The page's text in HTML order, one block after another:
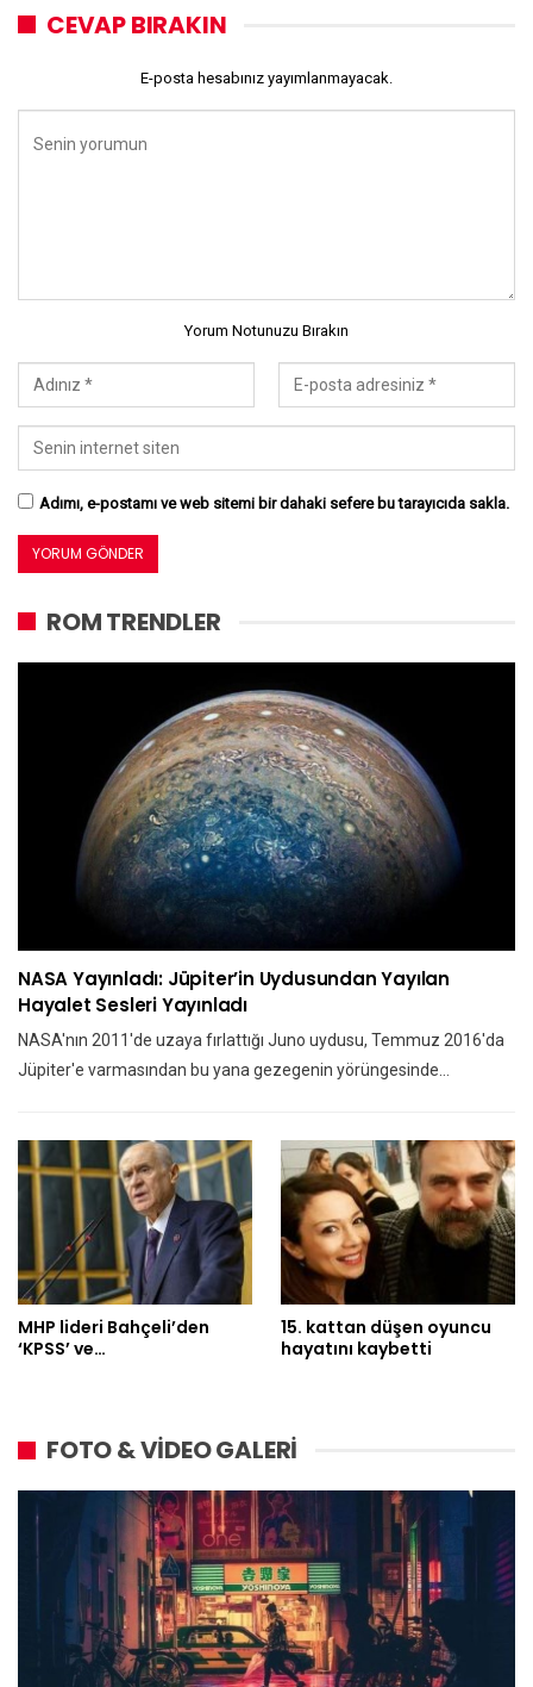
CEVAP BIRAKIN
E-posta hesabınız yayımlanmayacak.
Yorum Notunuzu Bırakın
Adımı, e-postamı ve web sitemi bir dahaki sefere bu tarayıcıda sakla.
ROM TRENDLER
NASA Yayınladı: Jüpiter’in Uydusundan Yayılan
Hayalet Sesleri Yayınladı
NASA'nın 2011'de uzaya fırlattığı Juno uydusu, Temmuz 2016'da
Jüpiter'e varmasından bu yana gezegenin yörüngesinde…
MHP lideri Bahçeli’den
‘KPSS’ ve…
15. kattan düşen oyuncu
hayatını kaybetti
FOTO & VİDEO GALERİ